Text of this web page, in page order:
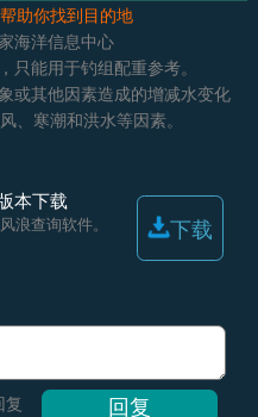
助你找到目的地
海洋信息中心
只能用于钓组配重参考。
或其他因素造成的增减水变化
、寒潮和洪水等因素。
本下载
浪查询软件。 下载